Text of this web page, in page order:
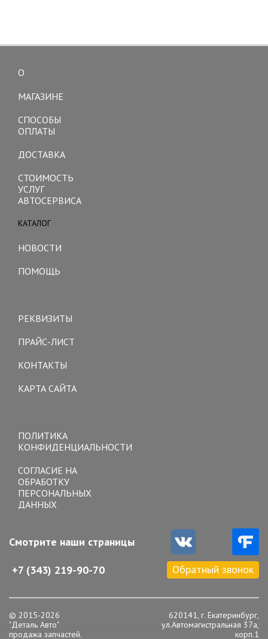
О
МАГАЗИНЕ
СПОСОБЫ
ОПЛАТЫ
ДОСТАВКА
СТОИМОСТЬ
УСЛУГ
АВТОСЕРВИСА
КАТАЛОГ
НОВОСТИ
ПОМОЩЬ
РЕКВИЗИТЫ
ПРАЙС-ЛИСТ
КОНТАКТЫ
КАРТА САЙТА
ПОЛИТИКА
КОНФИДЕНЦИАЛЬНОСТИ
СОГЛАСИЕ НА
ОБРАБОТКУ
ПЕРСОНАЛЬНЫХ
ДАННЫХ
Смотрите наши страницы
+7 (343) 219-90-70 Обратный звонок
© 2015-2026
"Деталь Авто"
продажа запчастей.
620141, г. Екатеринбург,
ул.Автомагистральная 37а,
корп.1